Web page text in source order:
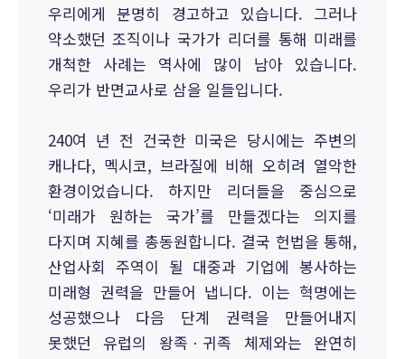
우리에게 분명히 경고하고 있습니다. 그러나
약소했던 조직이나 국가가 리더를 통해 미래를
개척한 사례는 역사에 많이 남아 있습니다.
우리가 반면교사로 삼을 일들입니다.
240여 년 전 건국한 미국은 당시에는 주변의
캐나다, 멕시코, 브라질에 비해 오히려 열악한
환경이었습니다. 하지만 리더들을 중심으로
‘미래가 원하는 국가’를 만들겠다는 의지를
다지며 지혜를 총동원합니다. 결국 헌법을 통해,
산업사회 주역이 될 대중과 기업에 봉사하는
미래형 권력을 만들어 냅니다. 이는 혁명에는
성공했으나 다음 단계 권력을 만들어내지
못했던 유럽의 왕족ㆍ귀족 체제와는 완연히